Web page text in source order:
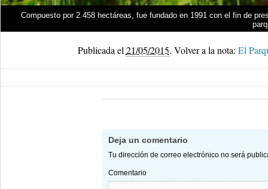
Compuesto por 2.458 hectáreas, fue fundado en 1991 con el fin de
Publicada el 21/05/2015. Volver a la nota: El
Deja un comentario
Tu dirección de correo electrónico no será
Comentario